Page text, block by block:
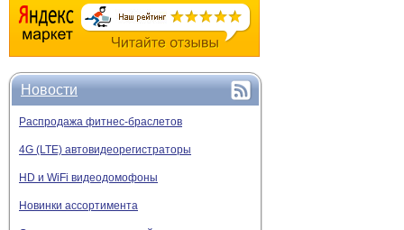
Новости
Распродажа фитнес-браслетов
4G (LTE) автовидеорегистраторы
HD и WiFi видеодомофоны
Новинки ассортимента